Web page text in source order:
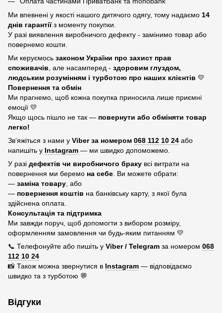
Ми впевнені у якості нашого дитячого одягу, тому надаємо 14
днів гарантіїз моменту покупки.
У разі виявлення виробничого дефекту - замінимо товар або
повернемо кошти.
Ми керуємось законом України про захист прав
споживачів , але насамперед - здоровим глуздом,
людським розумінням і турботою про наших клієнтів 💛
Повернення та обмін
Ми прагнемо, щоб кожна покупка приносила лише приємні
емоції 💛
Якщо щось пішло не так — повернути або обміняти товар
легко!
Зв’яжіться з нами у Viber за номером 068 112 10 24 або
напишіть у Instagram — ми швидко допоможемо.
У разі дефектів чи виробничого браку всі витрати на
повернення ми беремо на себе . Ви можете обрати:
— заміна товару , або
— повернення коштів на банківську карту, з якої була
здійснена оплата.
Консультація та підтримка
Ми завжди поруч, щоб допомогти з вибором розміру,
оформленням замовлення чи будь-яким питанням 💛
📞 Телефонуйте або пишіть у Viber / Telegram за номером 068
112 10 24
📸 Також можна звернутися в Instagram — відповідаємо
швидко та з турботою 💬
Відгуки